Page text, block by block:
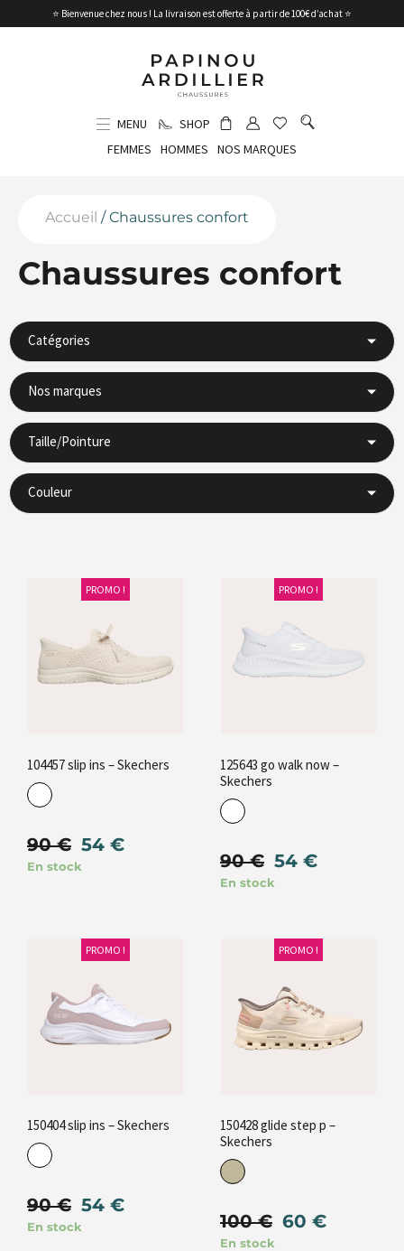
⭐ Bienvenue chez nous ! La livraison est offerte à partir de 100€ d’achat ⭐
MENU
SHOP
FEMMES
HOMMES NOS MARQUES
Accueil / Chaussures confort
Chaussures confort
Catégories
Nos marques
Taille/Pointure
Couleur
PROMO !
104457 slip ins – Skechers
90€ 54 €
En stock
PROMO !
125643 go walk now –
Skechers
90€ 54 €
En stock
PROMO !
150404 slip ins – Skechers
90€ 54 €
En stock
PROMO !
150428 glide step p –
Skechers
100€ 60 €
En stock